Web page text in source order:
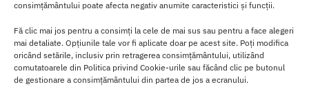
consimțământului poate afecta negativ anumite caracteristici și funcții.
Fă clic mai jos pentru a consimți la cele de mai sus sau pentru a face alegeri
mai detaliate. Opțiunile tale vor fi aplicate doar pe acest site. Poți modifica
oricând setările, inclusiv prin retragerea consimțământului, utilizând
comutatoarele din Politica privind Cookie-urile sau făcând clic pe butonul
de gestionare a consimțământului din partea de jos a ecranului.
Dimensiune si Greutate:
Clasificat ca dop mare 10 cm lungime,
4 cm diametru maxim, ofera o senzatie intensa de plenitudine
si o greutate satisfacatoare, fiind excelent pentru antrenament
anal.
Lux si Prezentare:Dopul are un aspect de lux, finisaj argintiu si
vine ambalat intr-o cutie cadou neagra si o punga de catifea